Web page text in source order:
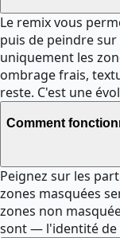
Le remix vous
puis de peindre
uniquement les
ombrage frais,
reste. C'est une
Comment
Peignez sur les
zones masquées
zones non
sont — l'identité de